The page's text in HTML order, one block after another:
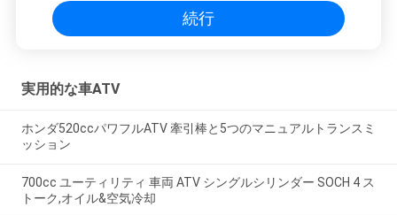
続行
実用的な車ATV
ホンダ520ccパワフルATV 牽引棒と5つのマニュアルトランスミ
ッション
700cc ユーティリティ 車両 ATV シングルシリンダー SOCH 4 ス
トーク,オイル&空気冷却